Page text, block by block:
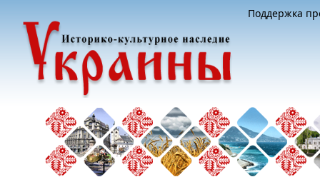
Поддержка